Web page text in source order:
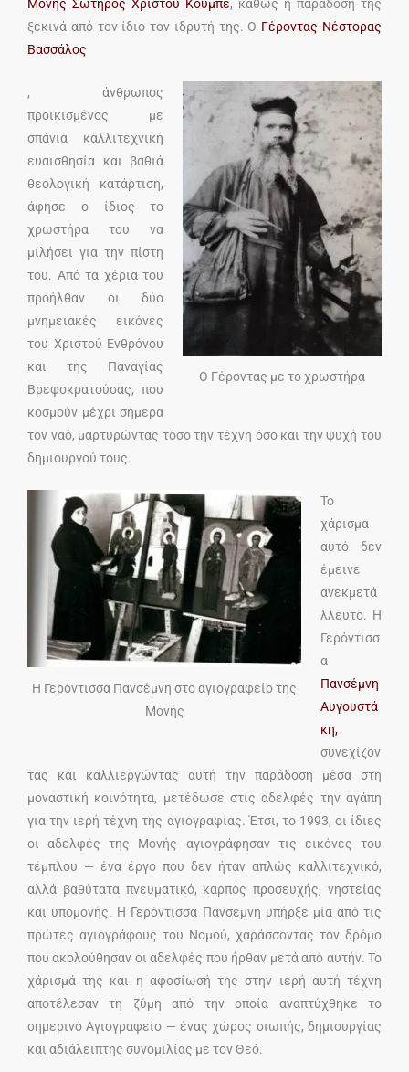
Μονής Σωτήρος Χριστού Κούμπε, καθώς η παράδοσή της
ξεκινά από τον ίδιο τον ιδρυτή της. Ο Γέροντας Νέστορας
Βασσάλος
O Γέροντας με το χρωστήρα
, άνθρωπος
προικισμένος με
σπάνια καλλιτεχνική
ευαισθησία και βαθιά
θεολογική κατάρτιση,
άφησε ο ίδιος το
χρωστήρα του να
μιλήσει για την πίστη
του. Από τα χέρια του
προήλθαν οι δύο
μνημειακές εικόνες
του Χριστού Ενθρόνου
και της Παναγίας
Βρεφοκρατούσας, που
κοσμούν μέχρι σήμερα
τον ναό, μαρτυρώντας τόσο την τέχνη όσο και την ψυχή του
δημιουργού τους.
Η Γερόντισσα Πανσέμνη στο αγιογραφείο της
Μονής
Το
χάρισμα
αυτό δεν
έμεινε
ανεκμετά
λλευτο. Η
Γερόντισσ
α
Πανσέμνη
Αυγουστά
κη,
συνεχίζον
τας και καλλιεργώντας αυτή την παράδοση μέσα στη
μοναστική κοινότητα, μετέδωσε στις αδελφές την αγάπη
για την ιερή τέχνη της αγιογραφίας. Έτσι, το 1993, οι ίδιες
οι αδελφές της Μονής αγιογράφησαν τις εικόνες του
τέμπλου — ένα έργο που δεν ήταν απλώς καλλιτεχνικό,
αλλά βαθύτατα πνευματικό, καρπός προσευχής, νηστείας
και υπομονής. Η Γερόντισσα Πανσέμνη υπήρξε μία από τις
πρώτες αγιογράφους του Νομού, χαράσσοντας τον δρόμο
που ακολούθησαν οι αδελφές που ήρθαν μετά από αυτήν. Το
χάρισμά της και η αφοσίωσή της στην ιερή αυτή τέχνη
αποτέλεσαν τη ζύμη από την οποία αναπτύχθηκε το
σημερινό Αγιογραφείο — ένας χώρος σιωπής, δημιουργίας
και αδιάλειπτης συνομιλίας με τον Θεό.